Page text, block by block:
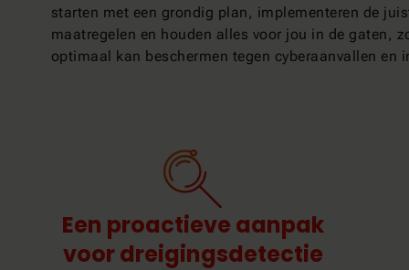
starten met een grondig plan, implementeren de
maatregelen en houden alles voor jou in de gaten,
optimaal kan beschermen tegen cyberaanvallen en
Een proactieve aanpak
voor dreigingsdetectie